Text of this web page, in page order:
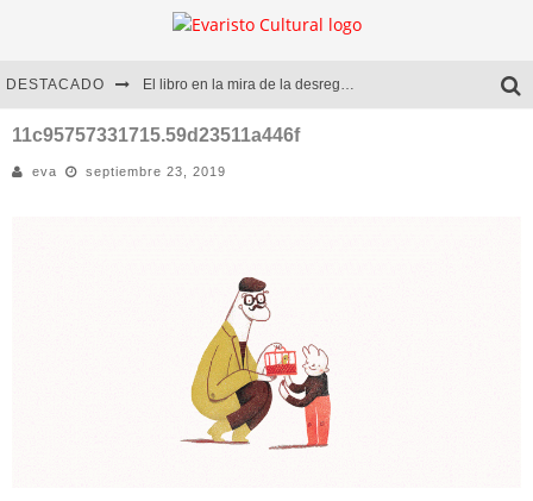
DESTACADO El libro en la mira de la desregulación
Marcelo Rubio | El llovedor
Diego Meret | Hotel Acapulco
11c95757331715.59d23511a446f
eva septiembre 23, 2019